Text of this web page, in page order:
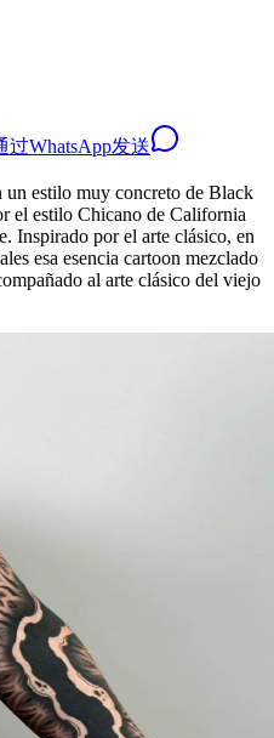
过WhatsApp发送
un estilo muy concreto de Black
el estilo Chicano de California
Inspirado por el arte clásico, en
esa esencia cartoon mezclado
al arte clásico del viejo